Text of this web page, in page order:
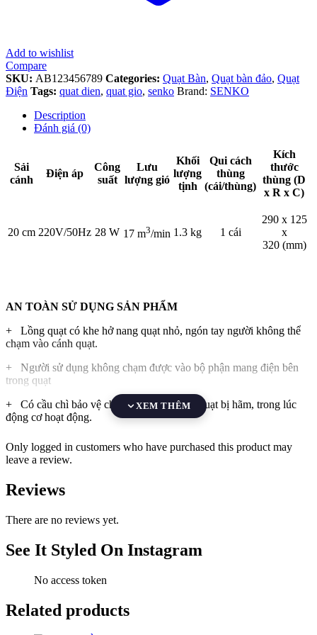
Add to wishlist
Compare
SKU: AB123456789 Categories: Quạt Bàn, Quạt bàn đảo, Quạt
Điện Tags: quat dien, quat gio, senko Brand: SENKO
Description
Đánh giá (0)
Sải
cánh
Điện áp
Công
suất
Lưu
lượng gió
Khối
lượng
tịnh
Qui cách
thùng
(cái/thùng)
Kích
thước
thùng (D
x R x C)
20 cm 220V/50Hz 28 W 17 m3/min 1.3 kg 1 cái
290 x 125
x
320 (mm)
AN TOÀN SỬ DỤNG SẢN PHẨM
+ Lồng quạt có khe hở nang quạt nhỏ, ngón tay người không thể
chạm vào cánh quạt.
+ Người sử dụng không chạm được vào bộ phận mang điện bên
trong quạt
+ Có cầu chì bảo vệ chống cháy khi cách quạt bị hãm, trong lúc
động cơ hoạt động.
+ Quạt đủ độ ổn định (nghiêng 10 độ không ngã quạt)
+ Công tắc, các phần bảo vệ mối nối dây làm bằng chất liệu chống
Thuật Điện Quốc Tế IEC60227-53
XEM THÊM
Only logged in customers who have purchased this product may
leave a review.
Reviews
There are no reviews yet.
See It Styled On Instagram
No access token
Related products